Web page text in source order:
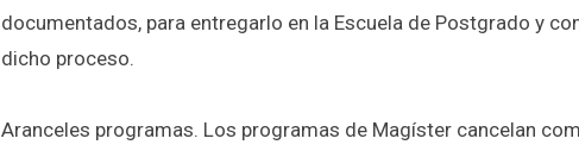
documentados, para entregarlo en la Escuela de Postgrado y
dicho proceso.
Aranceles programas. Los programas de Magíster cancelan